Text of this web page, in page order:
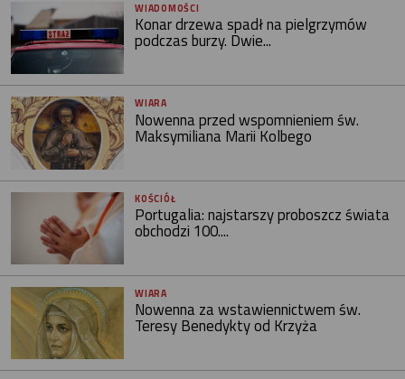
WIADOMOŚCI
Konar drzewa spadł na pielgrzymów
podczas burzy. Dwie...
WIARA
Nowenna przed wspomnieniem św.
Maksymiliana Marii Kolbego
KOŚCIÓŁ
Portugalia: najstarszy proboszcz świata
obchodzi 100....
WIARA
Nowenna za wstawiennictwem św.
Teresy Benedykty od Krzyża